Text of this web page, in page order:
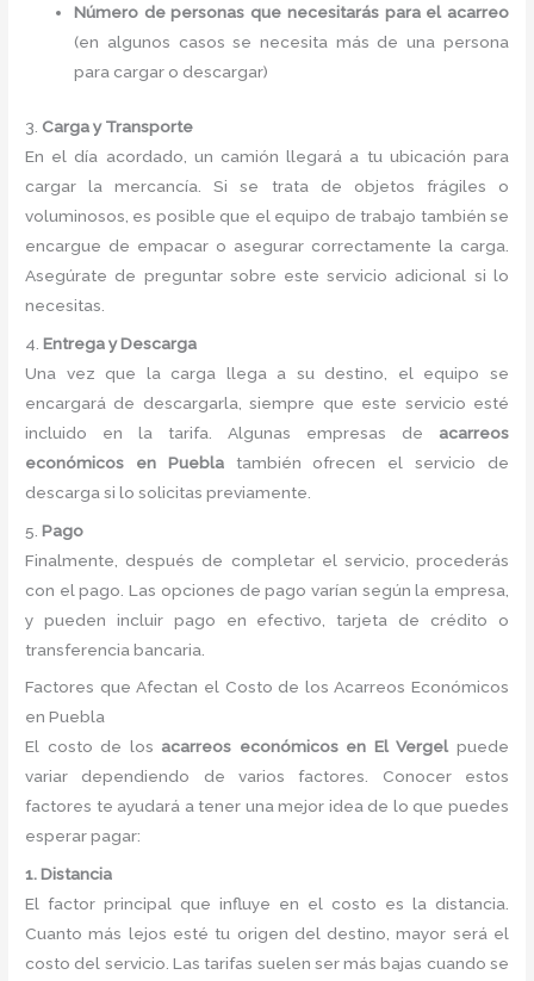
Número de personas que necesitarás para el acarreo
(en algunos casos se necesita más de una persona
para cargar o descargar)
3. Carga y Transporte
En el día acordado, un camión llegará a tu ubicación para
cargar la mercancía. Si se trata de objetos frágiles o
voluminosos, es posible que el equipo de trabajo también se
encargue de empacar o asegurar correctamente la carga.
Asegúrate de preguntar sobre este servicio adicional si lo
necesitas.
4.Entrega y Descarga
Una vez que la carga llega a su destino, el equipo se
encargará de descargarla, siempre que este servicio esté
incluido en la tarifa. Algunas empresas de acarreos
económicos en Pueblatambién ofrecen el servicio de
descarga si lo solicitas previamente.
5.Pago
Finalmente, después de completar el servicio, procederás
con el pago. Las opciones de pago varían según la empresa,
y pueden incluir pago en efectivo, tarjeta de crédito o
transferencia bancaria.
Factores que Afectan el Costo de los Acarreos Económicos
en Puebla
El costo de los acarreos económicos en El Vergelpuede
variar dependiendo de varios factores. Conocer estos
factores te ayudará a tener una mejor idea de lo que puedes
esperar pagar:
1. Distancia
El factor principal que influye en el costo es la distancia.
Cuanto más lejos esté tu origen del destino, mayor será el
costo del servicio. Las tarifas suelen ser más bajas cuando se